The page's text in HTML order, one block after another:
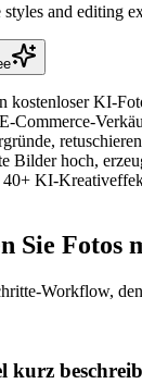
and editing
kostenloser KI-
Commerce-
Bilder hoch,
40+ KI-
Sie Fotos
Workflow,
kurz